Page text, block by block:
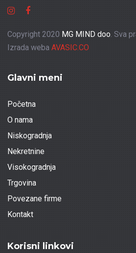
Copyright 2020 MG MIND doo. Sva
Izrada weba AVASIC.CO
Glavni meni
Početna
O nama
Niskogradnja
Nekretnine
Visokogradnja
Trgovina
Povezane firme
Kontakt
Korisni linkovi